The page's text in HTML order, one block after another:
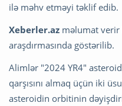
ilə məhv etməyi təklif edib.
Xeberler.az məlumat
araşdırmasında göstərilib.
Alimlər "2024 YR4"
qarşısını almaq üçün iki
asteroidin orbitinin